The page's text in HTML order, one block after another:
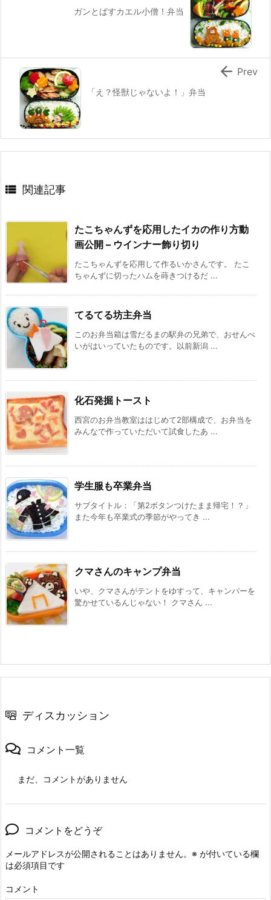
ガンとばすカエル小僧！弁当
「え？怪獣じゃないよ！」弁当
 Prev
 関連記事
たこちゃんずを応用したイカの作り方動
画公開 – ウインナー飾り切り
たこちゃんずを応用して作るいかさんです。 たこ
ちゃんずに切ったハムを蒔きつけるだ ...
てるてる坊主弁当
このお弁当箱は雪だるまの駅弁の兄弟で、おせんべ
いがはいっていたものです。以前新潟 ...
化石発掘トースト
西宮のお弁当教室ははじめて2部構成で、お弁当を
みんなで作っていただいて試食したあ ...
学生服も卒業弁当
サブタイトル：「第2ボタンつけたまま帰宅！？」
また今年も卒業式の季節がやってき ...
クマさんのキャンプ弁当
いや、クマさんがテントをゆすって、キャンパーを
驚かせているんじゃない！ クマさん ...
ディスカッション
コメント一覧
まだ、コメントがありません
コメントをどうぞ
メールアドレスが公開されることはありません。 ※ が付いている欄
は必須項目です
コメント